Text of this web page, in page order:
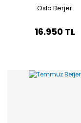
Oslo Berjer
16.950 TL